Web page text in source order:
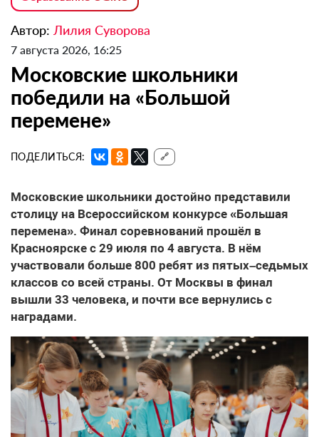
Автор: Лилия Суворова
7 августа 2026, 16:25
Московские школьники
победили на «Большой
перемене»
ПОДЕЛИТЬСЯ: 🔗
Московские школьники достойно представили
столицу на Всероссийском конкурсе «Большая
перемена». Финал соревнований прошёл в
Красноярске с 29 июля по 4 августа. В нём
участвовали больше 800 ребят из пятых–седьмых
классов со всей страны. От Москвы в финал
вышли 33 человека, и почти все вернулись с
наградами.